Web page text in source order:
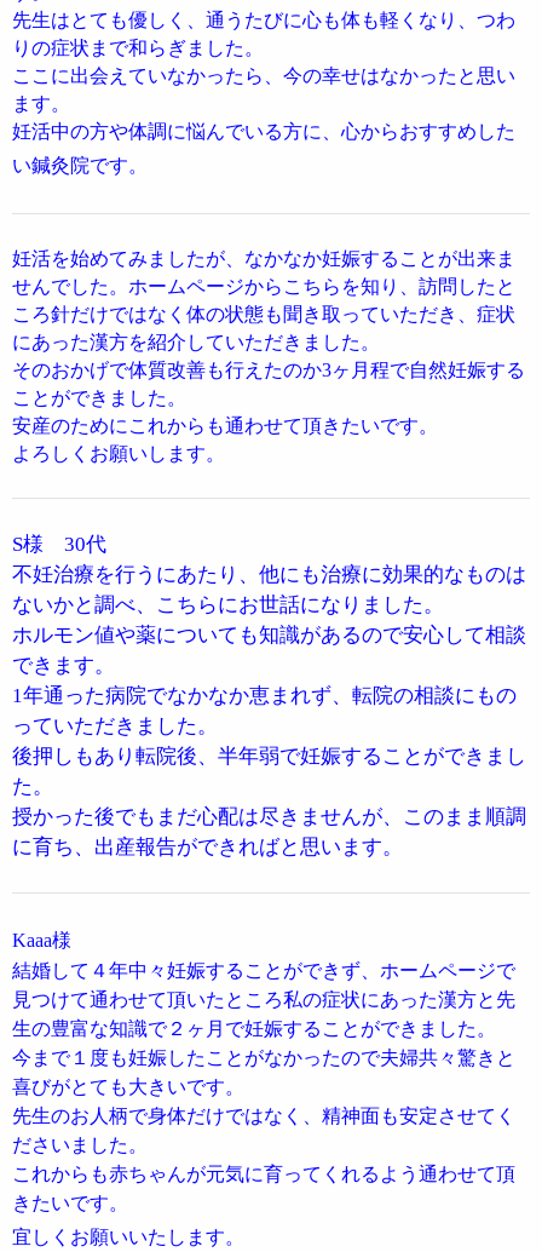
先生はとても優しく、通うたびに心も体も軽くなり、つわ
りの症状まで和らぎました。
ここに出会えていなかったら、今の幸せはなかったと思い
ます。
妊活中の方や体調に悩んでいる方に、心からおすすめした
い鍼灸院です。
妊活を始めてみましたが、なかなか妊娠することが出来ま
せんでした。ホームページからこちらを知り、訪問したと
ころ針だけではなく体の状態も聞き取っていただき、症状
にあった漢方を紹介していただきました。
そのおかげで体質改善も行えたのか3ヶ月程で自然妊娠する
ことができました。
安産のためにこれからも通わせて頂きたいです。
よろしくお願いします。
S様 30代
不妊治療を行うにあたり、他にも治療に効果的なものは
ないかと調べ、こちらにお世話になりました。
ホルモン値や薬についても知識があるので安心して相談
できます。
1年通った病院でなかなか恵まれず、転院の相談にもの
っていただきました。
後押しもあり転院後、半年弱で妊娠することができまし
た。
授かった後でもまだ心配は尽きませんが、このまま順調
に育ち、出産報告ができればと思います。
Kaaa様
結婚して４年中々妊娠することができず、ホームページで
見つけて通わせて頂いたところ私の症状にあった漢方と先
生の豊富な知識で２ヶ月で妊娠することができました。
今まで１度も妊娠したことがなかったので夫婦共々驚きと
喜びがとても大きいです。
先生のお人柄で身体だけではなく、精神面も安定させてく
ださいました。
これからも赤ちゃんが元気に育ってくれるよう通わせて頂
きたいです。
宜しくお願いいたします。